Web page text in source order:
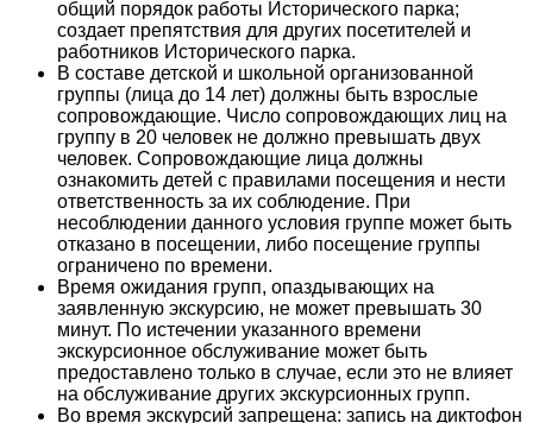
общий порядок работы Исторического парка;
создает препятствия для других посетителей и
работников Исторического парка.
В составе детской и школьной организованной
группы (лица до 14 лет) должны быть взрослые
сопровождающие. Число сопровождающих лиц на
группу в 20 человек не должно превышать двух
человек. Сопровождающие лица должны
ознакомить детей с правилами посещения и нести
ответственность за их соблюдение. При
несоблюдении данного условия группе может быть
отказано в посещении, либо посещение группы
ограничено по времени.
Время ожидания групп, опаздывающих на
заявленную экскурсию, не может превышать 30
минут. По истечении указанного времени
экскурсионное обслуживание может быть
предоставлено только в случае, если это не влияет
на обслуживание других экскурсионных групп.
Во время экскурсий запрещена: запись на диктофон